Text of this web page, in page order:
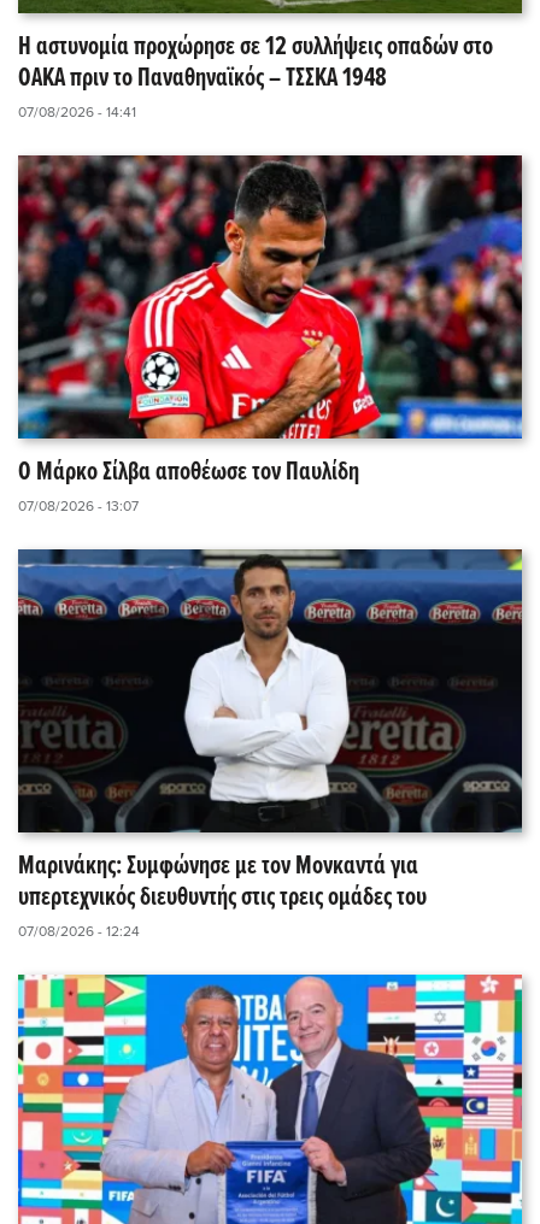
Η αστυνομία προχώρησε σε 12 συλλήψεις οπαδών στο
ΟΑΚΑ πριν το Παναθηναϊκός – ΤΣΣΚΑ 1948
07/08/2026 - 14:41
Ο Μάρκο Σίλβα αποθέωσε τον Παυλίδη
07/08/2026 - 13:07
Μαρινάκης: Συμφώνησε με τον Μονκαντά για
υπερτεχνικός διευθυντής στις τρεις ομάδες του
07/08/2026 - 12:24